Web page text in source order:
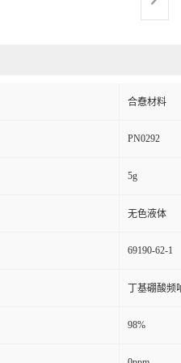
合憃材料
PN0292
5g
无色液体
69190-62-1
丁基硼酸频
98%